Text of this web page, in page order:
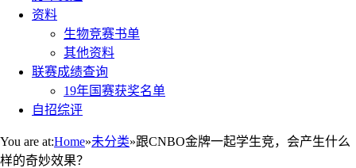
资料
生物竞赛书单
其他资料
联赛成绩查询
19年国赛获奖名单
自招综评
You are at:Home»未分类»跟CNBO金牌一起学生竞，会产生什么
样的奇妙效果？